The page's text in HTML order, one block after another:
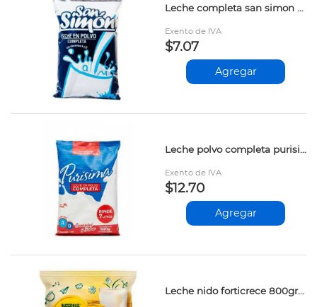
Leche completa san simon sobre 400gr
Exento de IVA
$7.07
Agregar
Leche polvo completa purisima 900gr
Exento de IVA
$12.70
Agregar
Leche nido forticrece 800gr 12532766